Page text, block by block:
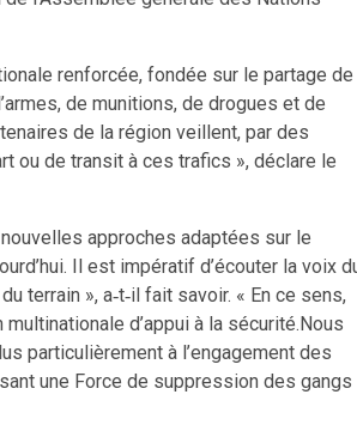
renforcée, fondée sur le partage de
de munitions, de drogues et de
de la région veillent, par des
ou de transit à ces trafics », déclare le
approches adaptées sur le
Il est impératif d’écouter la voix
terrain », a‑t‑il fait savoir. « En ce sens,
d’appui à la sécurité.Nous
particulièrement à l’engagement des
une Force de suppression des gangs